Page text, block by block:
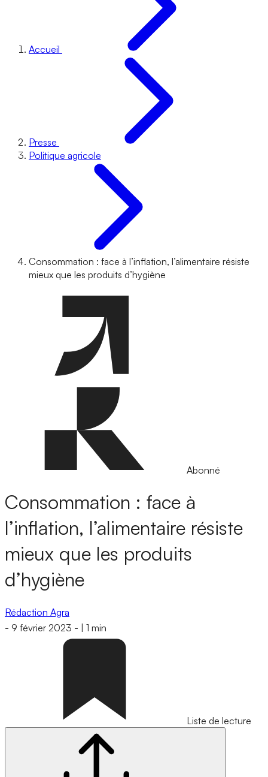
Accueil
Presse
Politique agricole
Consommation : face à l’inflation, l’alimentaire résiste
mieux que les produits d’hygiène
Abonné
Consommation : face à
l’inflation, l’alimentaire résiste
mieux que les produits
d’hygiène
Rédaction Agra
- 9 février 2023 - 1 min
Liste de lecture